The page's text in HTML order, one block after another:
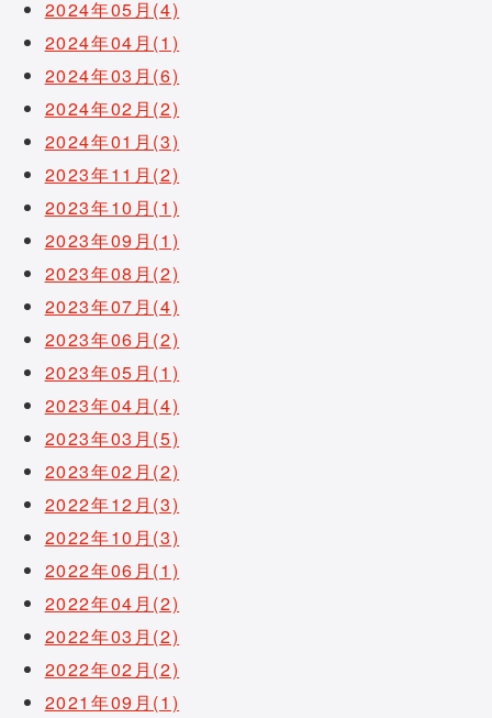
2024年05月(4)
2024年04月(1)
2024年03月(6)
2024年02月(2)
2024年01月(3)
2023年11月(2)
2023年10月(1)
2023年09月(1)
2023年08月(2)
2023年07月(4)
2023年06月(2)
2023年05月(1)
2023年04月(4)
2023年03月(5)
2023年02月(2)
2022年12月(3)
2022年10月(3)
2022年06月(1)
2022年04月(2)
2022年03月(2)
2022年02月(2)
2021年09月(1)